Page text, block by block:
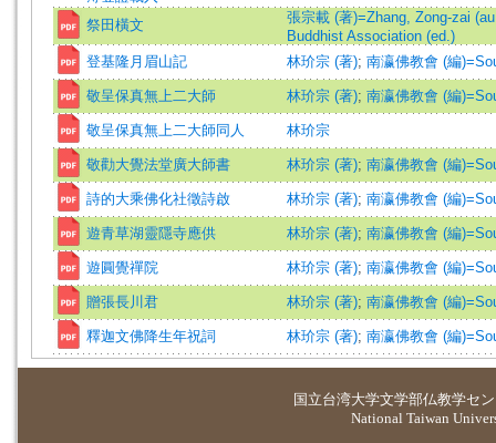
祭田橫文
張宗載 (著)=Zhang, Zong-zai
Buddhist Association (ed.)
登基隆月眉山記
林玠宗 (著); 南瀛佛教會 (編
敬呈保真無上二大師 林玠宗 (著); 南瀛佛教會 (編
敬呈保真無上二大師同人 林玠宗
敬勸大覺法堂廣大師書 林玠宗 (著); 南瀛佛教會 (編
詩的大乘佛化社徵詩啟 林玠宗 (著); 南瀛佛教會 (編
遊青草湖靈隱寺應供 林玠宗 (著); 南瀛佛教會 (編
遊圓覺禪院 林玠宗 (著); 南瀛佛教會 (編
贈張長川君 林玠宗 (著); 南瀛佛教會 (編
釋迦文佛降生年祝詞 林玠宗 (著); 南瀛佛教會 (編
国立台湾大学文学部仏教学セ
National Taiwan